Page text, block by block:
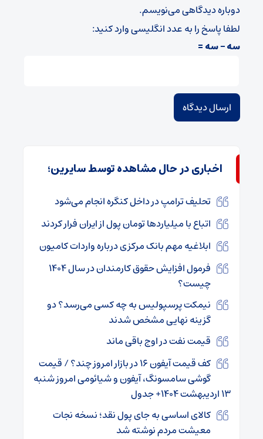
دوباره دیدگاهی می‌نویسم.
لطفا پاسخ را به عدد انگلیسی وارد کنید:
سه − سه =
اخباری در حال مشاهده توسط سایرین؛
تحلیف ترامپ در داخل کنگره انجام می‌شود
اتباع با میلیاردها تومان پول از ایران فرار کردند
ابلاغیه مهم بانک مرکزی درباره واردات کامیون
فرمول افزایش حقوق کارمندان در سال ۱۴۰۴
چیست؟
نیمکت پرسپولیس به چه کسی می‌رسد؟ دو
گزینه نهایی مشخص شدند
قیمت نفت در اوج باقی ماند
کف قیمت آیفون ۱۶ در بازار امروز چند؟ / قیمت
گوشی سامسونگ، آیفون و شیائومی امروز شنبه
۱۳ اردیبهشت ۱۴۰۴+ جدول
کالای اساسی به جای پول نقد؛ نسخه نجات
معیشت مردم نوشته شد